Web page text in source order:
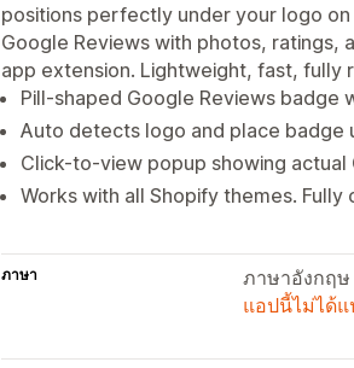
positions perfectly under your logo
Google Reviews with photos,
app extension. Lightweight, fast, fully
Pill-shaped Google Reviews badge
Auto detects logo and place
Click-to-view popup showing actual
Works with all Shopify themes.
ภาษา
ภาษาอังกฤษ
แอปนี้ไม่ได้แ